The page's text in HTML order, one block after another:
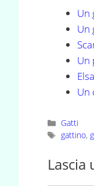
Un
Un
Un
Un
Categorie
Gatti
Tag
gattino,